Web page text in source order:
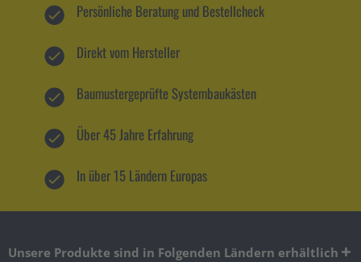
Persönliche Beratung und Bestellcheck
Direkt vom Hersteller
Baumustergeprüfte Systembaukästen
Über 45 Jahre Erfahrung
In über 15 Ländern Europas
Unsere Produkte sind in Folgenden Ländern erhältlich